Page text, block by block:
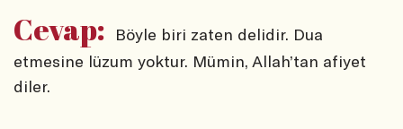
Cevap:
Böyle biri zaten delidir. Dua
etmesine lüzum yoktur. Mümin, Allah’tan afiyet
diler.